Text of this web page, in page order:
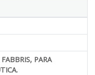
PARA